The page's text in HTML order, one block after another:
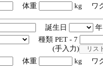
体重 kg ワ
誕生日
種類 PET - 7
入力)
体重 kg ワ